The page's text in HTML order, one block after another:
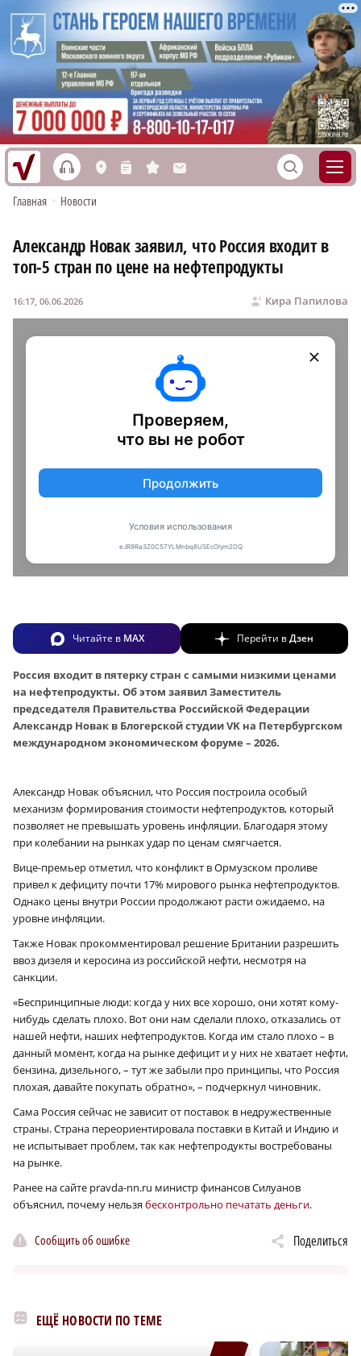
h L n s M S
Главная • Новости
Александр Новак заявил, что Россия входит в
топ‑5 стран по цене на нефтепродукты
Кира Папилова
16:17, 06.06.2026
Читайте в MAX Перейти вДзен
Россия входит в пятерку стран с самыми низкими ценами
на нефтепродукты. Об этом заявил Заместитель
председателя Правительства Российской Федерации
Александр Новак в Блогерской студии VK на Петербургском
международном экономическом форуме – 2026.
Александр Новак объяснил, что Россия построила особый
механизм формирования стоимости нефтепродуктов, который
позволяет не превышать уровень инфляции. Благодаря этому
при колебании на рынках удар по ценам смягчается.
Вице-премьер отметил, что конфликт в Ормузском проливе
привел к дефициту почти 17% мирового рынка нефтепродуктов.
Однако цены внутри России продолжают расти ожидаемо, на
уровне инфляции.
Также Новак прокомментировал решение Британии разрешить
ввоз дизеля и керосина из российской нефти, несмотря на
санкции.
«Беспринципные люди: когда у них все хорошо, они хотят кому-
нибудь сделать плохо. Вот они нам сделали плохо, отказались от
нашей нефти, наших нефтепродуктов. Когда им стало плохо – в
данный момент, когда на рынке дефицит и у них не хватает нефти,
бензина, дизельного, – тут же забыли про принципы, что Россия
плохая, давайте покупать обратно», – подчеркнул чиновник.
Сама Россия сейчас не зависит от поставок в недружественные
страны. Страна переориентировала поставки в Китай и Индию и
не испытывает проблем, так как нефтепродукты востребованы
на рынке.
Ранее на сайте pravda-nn.ru министр финансов Силуанов
объяснил, почему нельзя бесконтрольно печатать деньги.
Сообщить об ошибке Поделиться
ЕЩЁ НОВОСТИ ПО ТЕМЕ